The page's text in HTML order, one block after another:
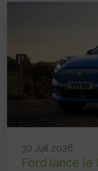
30 Juil 2026
Ford lance le